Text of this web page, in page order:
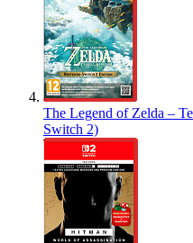
The Legend of Zelda –
Switch 2)